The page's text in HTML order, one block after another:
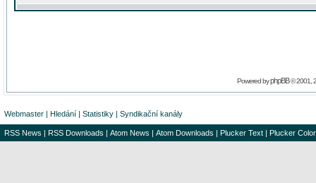
Powered byphpBB© 2001,
Webmaster | Hledání | Statistiky | Syndikační kanály
RSS News | RSS Downloads | Atom News | Atom Downloads | Plucker Text | Plucker Color